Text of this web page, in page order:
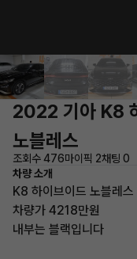
2022 기아 K8
노블레스
조회수 476마이픽 2채팅 0
차량 소개
K8 하이브이드 노블레스
차량가 4218만원
내부는 블랙입니다